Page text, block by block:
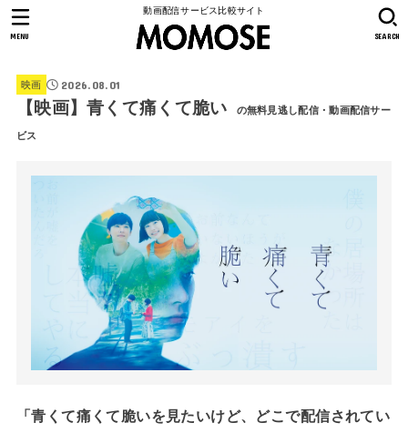
動画配信サービス比較サイト
SEARCH
MENU
映画 2026.08.01
【映画】青くて痛くて脆い の無料見逃し配信・動画配信サー
ビス
「青くて痛くて脆いを見たいけど、どこで配信されてい